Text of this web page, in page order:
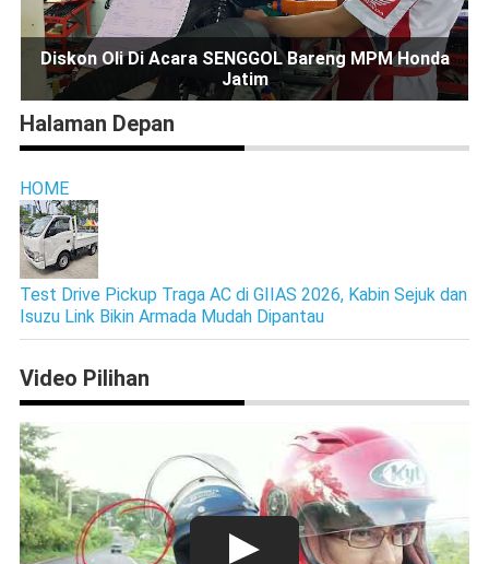
Diskon Oli Di Acara SENGGOL Bareng MPM Honda
Jatim
Halaman Depan
HOME
Test Drive Pickup Traga AC di GIIAS 2026, Kabin Sejuk dan
Isuzu Link Bikin Armada Mudah Dipantau
Video Pilihan